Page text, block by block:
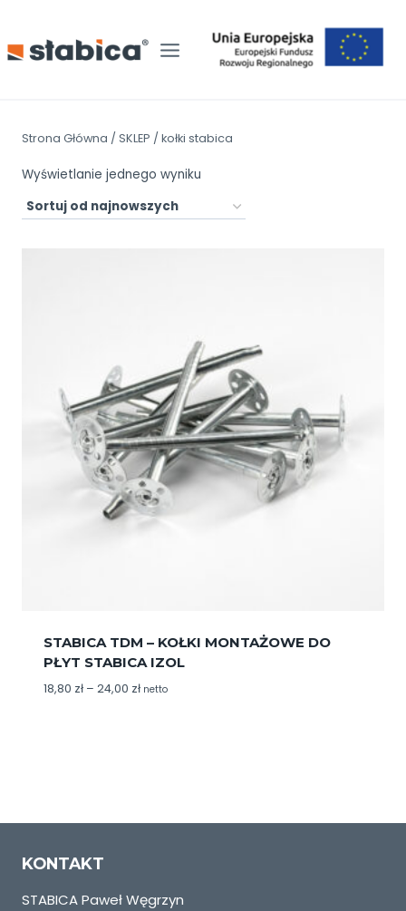
treści
Strona Główna / SKLEP / kołki stabica
Wyświetlanie jednego wyniku
STABICA TDM – KOŁKI MONTAŻOWE DO
PŁYT STABICA IZOL
18,80 zł – 24,00 złZakres
netto
KONTAKT
STABICA Paweł Węgrzyn